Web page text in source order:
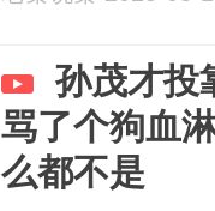
孙茂才投
骂了个狗血
么都不是